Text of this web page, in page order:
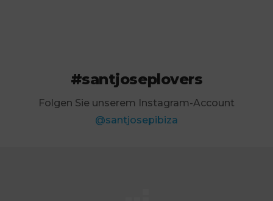
#santjoseplovers
Folgen Sie unserem Instagram-Account
@santjosepibiza